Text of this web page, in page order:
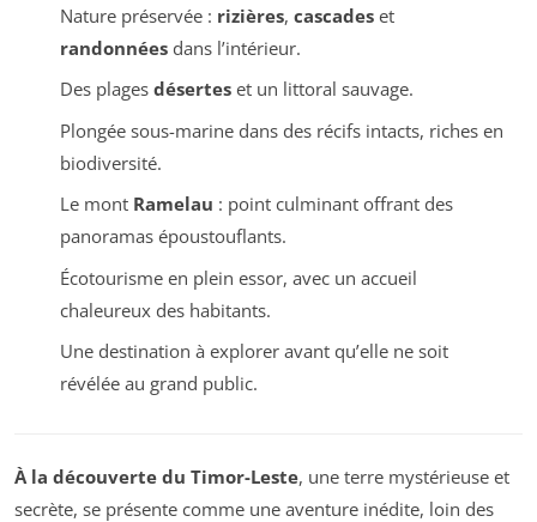
Nature préservée : rizières, cascadeset
randonnéesdans l’intérieur.
Des plages déserteset un littoral sauvage.
Plongée sous-marine dans des récifs intacts, riches en
biodiversité.
Le mont Ramelau : point culminant offrant des
panoramas époustouflants.
Écotourisme en plein essor, avec un accueil
chaleureux des habitants.
Une destination à explorer avant qu’elle ne soit
révélée au grand public.
À la découverte du Timor-Leste, une terre mystérieuse et
secrète, se présente comme une aventure inédite, loin des